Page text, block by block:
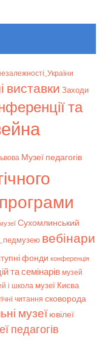
виставки Заходи
та
Музеї педагогів
Сухомлинський
вебінари
фонди конференція
та семінарів музей
і школа музеї Києва
читання сковорода
музеї ювілеї
педагогів